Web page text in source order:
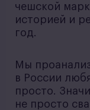
чешской
историей и
год.
Мы
в России
просто.
не просто